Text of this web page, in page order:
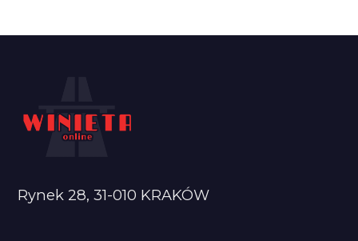
Rynek 28, 31-010 KRAKÓW